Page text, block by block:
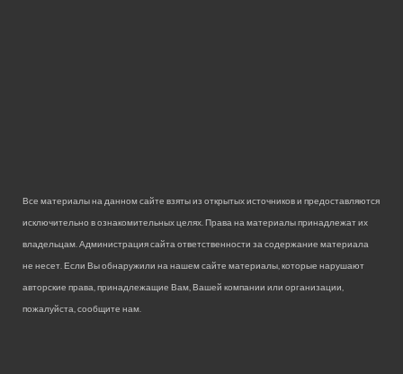
Все материалы на данном сайте взяты из открытых источников и предоставляются
исключительно в ознакомительных целях. Права на материалы принадлежат их
владельцам. Администрация сайта ответственности за содержание материала
не несет. Если Вы обнаружили на нашем сайте материалы, которые нарушают
авторские права, принадлежащие Вам, Вашей компании или организации,
пожалуйста, сообщите нам.